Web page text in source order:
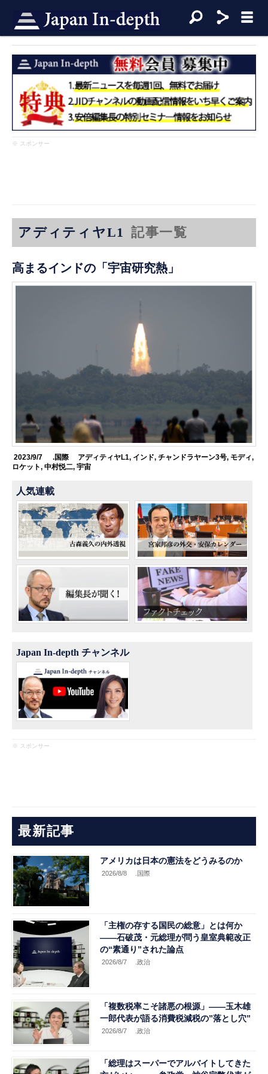
※ スポンサー
アディティヤL1 記事一覧
高まるインドの「宇宙研究熱」
2023/9/7 .国際 アディティヤL1, インド, チャンドラヤーン3号, モディ,
ロケット,中村悦二,宇宙
人気連載
Japan In-depth チャンネル
※ スポンサー
最新記事
アメリカは日本の憲法をどうみるのか
2026/8/8 .国際
「主権の存する国民の総意」とは何か
――石破茂・元総理が問う皇室典範改正
の“素通り”された論点
2026/8/7 .政治
「複数税率こそ諸悪の根源」――玉木雄
一郎代表が語る消費税減税の”落とし穴”
2026/8/7 .政治
「総理はスーパーでアルバイトしてきた